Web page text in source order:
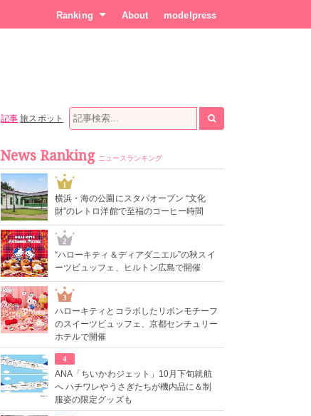
Ranking About modelpress
記事 旅スポット
News Ranking ニュースランキング
1
横浜・海の公園にスタバオープン “文化
財”のレトロ洋館で至福のコーヒー時間
2
“ハローキティ＆ディアダニエル”の秋スイ
ーツビュッフェ、ヒルトン広島で開催
3
ハローキティとコラボしたリボンモチーフ
のスイーツビュッフェ、京都センチュリー
ホテルで開催
4
ANA「ちいかわジェット」10月下旬就航
へ ハチワレやうさぎたちが機内品に＆制
服姿の限定グッズも